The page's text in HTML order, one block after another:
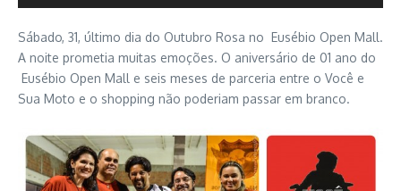
Sábado, 31, último dia do Outubro Rosa no Eusébio Open Mall.
A noite prometia muitas emoções. O aniversário de 01 ano do
Eusébio Open Mall e seis meses de parceria entre o Você e
Sua Moto e o shopping não poderiam passar em branco.